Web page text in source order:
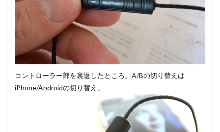
コントローラー部を裏返したところ。A/Bの切り替えは
iPhone/Androidの切り替え。